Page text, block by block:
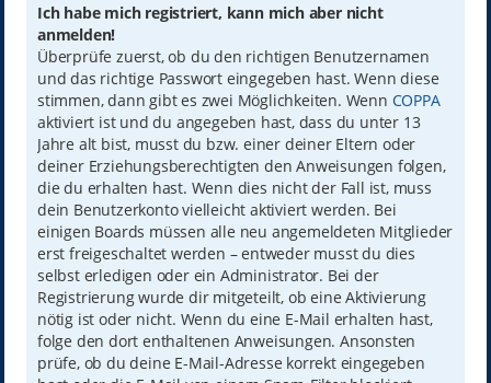
Ich habe mich registriert, kann mich aber nicht
anmelden!
Überprüfe zuerst, ob du den richtigen Benutzernamen
und das richtige Passwort eingegeben hast. Wenn diese
stimmen, dann gibt es zwei Möglichkeiten. Wenn COPPA
aktiviert ist und du angegeben hast, dass du unter 13
Jahre alt bist, musst du bzw. einer deiner Eltern oder
deiner Erziehungsberechtigten den Anweisungen folgen,
die du erhalten hast. Wenn dies nicht der Fall ist, muss
dein Benutzerkonto vielleicht aktiviert werden. Bei
einigen Boards müssen alle neu angemeldeten Mitglieder
erst freigeschaltet werden – entweder musst du dies
selbst erledigen oder ein Administrator. Bei der
Registrierung wurde dir mitgeteilt, ob eine Aktivierung
nötig ist oder nicht. Wenn du eine E-Mail erhalten hast,
folge den dort enthaltenen Anweisungen. Ansonsten
prüfe, ob du deine E-Mail-Adresse korrekt eingegeben